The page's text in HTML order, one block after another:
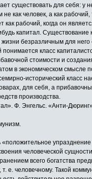
существовать для себя: у
не как человек, а как
как рабочий, когда он
капитал. Существование
безразличным для него
понимается класс
стоимости и
в экономическом смысле
исторический класс
для себя, а
производства.
Ф. Энгельс. «Анти-
«положительное
человеческой
всего богатства
е. человечному. Такой